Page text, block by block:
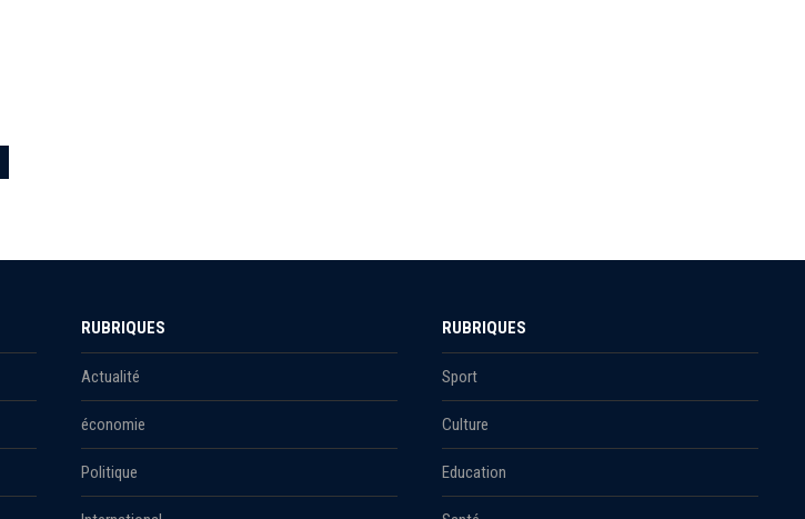
RUBRIQUES
Actualité
économie
Politique
RUBRIQUES
Sport
Culture
Education